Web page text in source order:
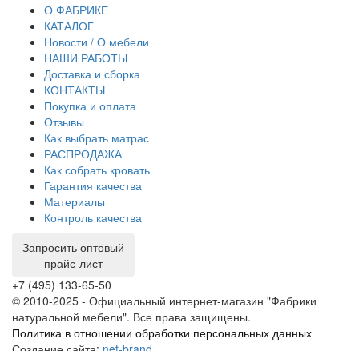
О ФАБРИКЕ
КАТАЛОГ
Новости / О мебели
НАШИ РАБОТЫ
Доставка и сборка
КОНТАКТЫ
Покупка и оплата
Отзывы
Как выбрать матрас
РАСПРОДАЖА
Как собрать кровать
Гарантия качества
Материалы
Контроль качества
Запросить оптовый
прайс-лист
+7 (495) 133-65-50
© 2010-2025 - Официальный интернет-магазин "Фабрики
натуральной мебели". Все права защищены.
Политика в отношении обработки персональных данных